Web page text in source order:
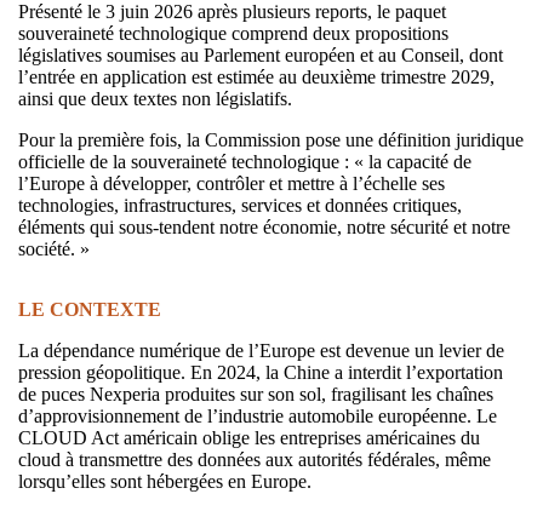
Présenté le 3 juin 2026 après plusieurs reports, le paquet
souveraineté technologique comprend deux propositions
législatives soumises au Parlement européen et au Conseil, dont
l’entrée en application est estimée au deuxième trimestre 2029,
ainsi que deux textes non législatifs.
Pour la première fois, la Commission pose une définition juridique
officielle de la souveraineté technologique : « la capacité de
l’Europe à développer, contrôler et mettre à l’échelle ses
technologies, infrastructures, services et données critiques,
éléments qui sous-tendent notre économie, notre sécurité et notre
société. »
LE CONTEXTE
La dépendance numérique de l’Europe est devenue un levier de
pression géopolitique. En 2024, la Chine a interdit l’exportation
de puces Nexperia produites sur son sol, fragilisant les chaînes
d’approvisionnement de l’industrie automobile européenne. Le
CLOUD Act américain oblige les entreprises américaines du
cloud à transmettre des données aux autorités fédérales, même
lorsqu’elles sont hébergées en Europe.